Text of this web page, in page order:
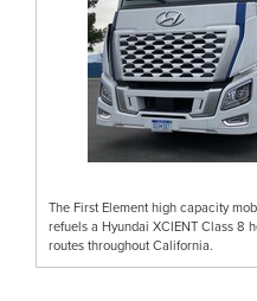
The First Element high capacity
refuels a Hyundai XCIENT Class 8
routes throughout California.